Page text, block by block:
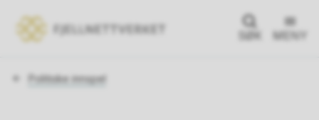
SØK MENY
Du
Politiske innspel